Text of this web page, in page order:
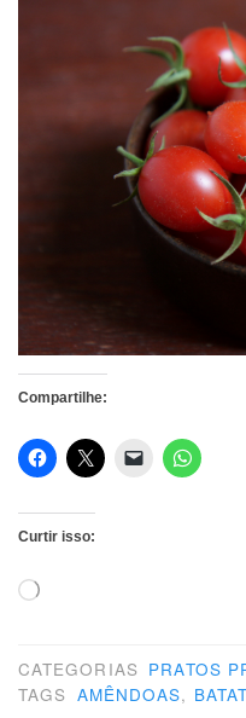
Compartilhe:
Curtir isso:
Carregando...
CATEGORIAS PRATOS
TAGS AMÊNDOAS,